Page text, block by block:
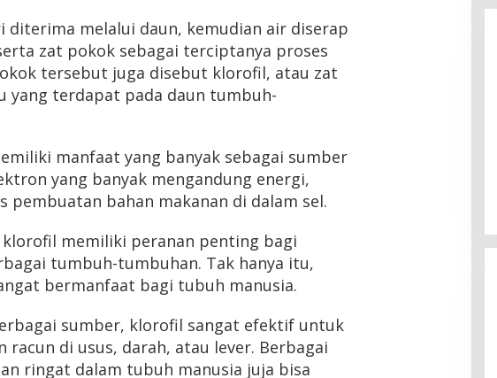
diterima melalui daun, kemudian air diserap
zat pokok sebagai terciptanya proses
tersebut juga disebut klorofil, atau zat
yang terdapat pada daun tumbuh-
manfaat yang banyak sebagai sumber
yang banyak mengandung energi,
pembuatan bahan makanan di dalam sel.
memiliki peranan penting bagi
tumbuh-tumbuhan. Tak hanya itu,
bermanfaat bagi tubuh manusia.
sumber, klorofil sangat efektif untuk
racun di usus, darah, atau lever. Berbagai
ringat dalam tubuh manusia juja bisa
DPRD, Soroti Pengawasan
Rumah Sakit yang Mandul
Di Headline, Pelalawan, Politik, Riau
2026